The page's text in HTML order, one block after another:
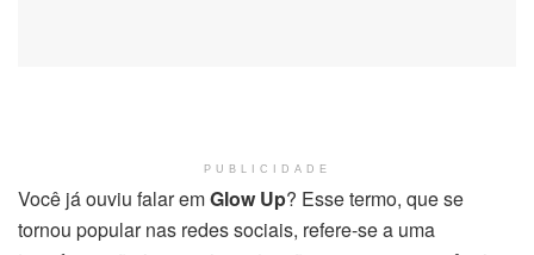
PUBLICIDADE
Você já ouviu falar emGlow Up? Esse termo, que se
tornou popular nas redes sociais, refere-se a uma